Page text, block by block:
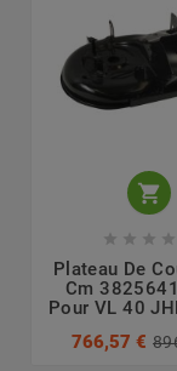

   
Plateau De
Cm
Pour VL 40
766,57 €